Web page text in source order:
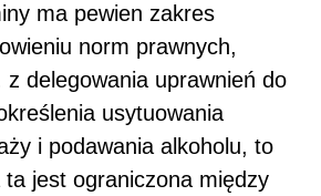
ma pewien zakres
norm prawnych,
z delegowania uprawnień do
usytuowania
i podawania alkoholu, to
ta jest ograniczona między